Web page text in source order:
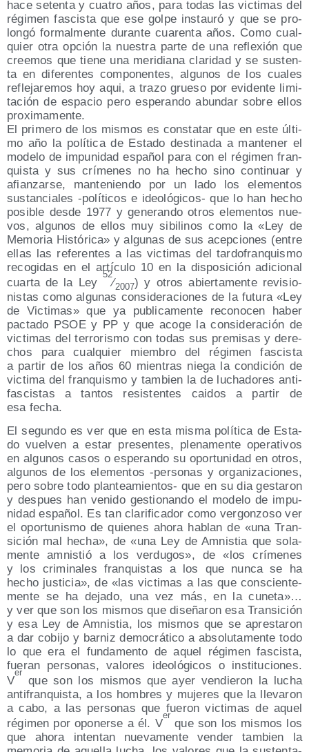
hace seten­ta y cua­tro años, para todas las vic­ti­mas del
régi­men fas­cis­ta que ese gol­pe ins­tau­ró y que se pro­
lon­gó for­mal­men­te duran­te cua­ren­ta años. Como cual­
quier otra opción la nues­tra par­te de una refle­xión que
cree­mos que tie­ne una meri­dia­na cla­ri­dad y se sus­ten­
ta en dife­ren­tes com­po­nen­tes, algu­nos de los cua­les
refle­ja­re­mos hoy aqui, a tra­zo grue­so por evi­den­te limi­
ta­ción de espa­cio pero espe­ran­do abun­dar sobre ellos
pro­xi­ma­men­te.
El pri­me­ro de los mis­mos es cons­ta­tar que en este últi­
mo año la polí­ti­ca de Esta­do des­ti­na­da a man­te­ner el
mode­lo de impu­ni­dad espa­ñol para con el régi­men fran­
quis­ta y sus crí­me­nes no ha hecho sino con­ti­nuar y
afian­zar­se, man­te­nien­do por un lado los ele­men­tos
sus­tan­cia­les ‑polí­ti­cos e ideo­ló­gi­cos- que lo han hecho
posi­ble des­de 1977 y gene­ran­do otros ele­men­tos nue­
vos, algu­nos de ellos muy sibi­li­nos como la «Ley de
Memo­ria His­tó­ri­ca» y algu­nas de sus acep­cio­nes (entre
ellas las refe­ren­tes a las vic­ti­mas del tar­do­fran­quis­mo
reco­gi­das en el artícu­lo 10 en la dis­po­si­ción adi­cio­nal
cuar­ta de la Ley
52
⁄2007) y otros abier­ta­men­te revi­sio­
nis­tas como algu­nas con­si­de­ra­cio­nes de la futu­ra «Ley
de Vic­ti­mas» que ya publi­ca­men­te reco­no­cen haber
pac­ta­do PSOE y PP y que aco­ge la con­si­de­ra­ción de
vic­ti­mas del terro­ris­mo con todas sus pre­mi­sas y dere­
chos para cual­quier miem­bro del régi­men fas­cis­ta
a par­tir de los años 60 mien­tras nie­ga la con­di­ción de
vic­ti­ma del fran­quis­mo y tam­bien la de lucha­do­res anti­
fas­cis­tas a tan­tos resis­ten­tes cai­dos a par­tir de
esa fecha.
El segun­do es ver que en esta mis­ma polí­ti­ca de Esta­
do vuel­ven a estar pre­sen­tes, ple­na­men­te ope­ra­ti­vos
en algu­nos casos o espe­ran­do su opor­tu­ni­dad en otros,
algu­nos de los ele­men­tos ‑per­so­nas y orga­ni­za­cio­nes,
pero sobre todo plan­tea­mien­tos- que en su dia ges­ta­ron
y des­pues han veni­do ges­tio­nan­do el mode­lo de impu­
ni­dad espa­ñol. Es tan cla­ri­fi­ca­dor como ver­gon­zo­so ver
el opor­tu­nis­mo de quie­nes aho­ra hablan de «una Tran­
si­ción mal hecha», de «una Ley de Amnis­tia que sola­
men­te amnis­tió a los ver­du­gos», de «los crí­me­nes
y los cri­mi­na­les fran­quis­tas a los que nun­ca se ha
hecho jus­ti­cia», de «las vic­ti­mas a las que cons­cien­te­
men­te se ha deja­do, una vez más, en la cune­ta»…
y ver que son los mis­mos que dise­ña­ron esa Tran­si­ción
y esa Ley de Amnis­tia, los mis­mos que se apres­ta­ron
a dar cobi­jo y bar­niz demo­crá­ti­co a abso­lu­ta­men­te todo
lo que era el fun­da­men­to de aquel régi­men fas­cis­ta,
fue­ran per­so­nas, valo­res ideo­ló­gi­cos o ins­ti­tu­cio­nes.
V
er
que son los mis­mos que ayer ven­die­ron la lucha
anti­fran­quis­ta, a los hom­bres y muje­res que la lle­va­ron
a cabo, a las per­so­nas que fue­ron vic­ti­mas de aquel
régi­men por opo­ner­se a él. V
er
que son los mis­mos los
que aho­ra inten­tan nue­va­men­te ven­der tam­bien la